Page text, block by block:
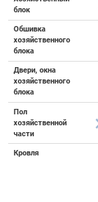
блок
Обшивка
хозяйственного
блока
Двери, окна
хозяйственного
блока
Пол
хозяйственной
части
Кровля